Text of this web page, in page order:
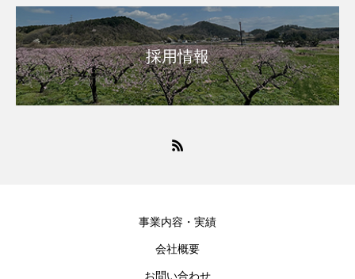
採用情報
事業内容・実績
会社概要
お問い合わせ